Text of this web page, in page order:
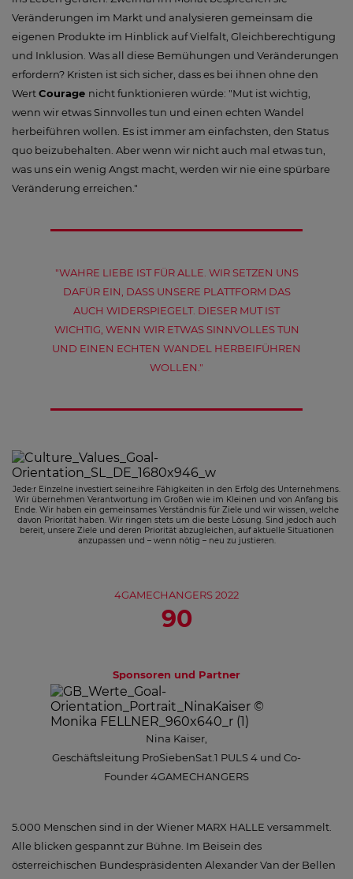
Veränderungen im Markt und analysieren gemeinsam die
eigenen Produkte im Hinblick auf Vielfalt, Gleichberechtigung
und Inklusion. Was all diese Bemühungen und Veränderungen
erfordern? Kristen ist sich sicher, dass es bei ihnen ohne den
WertCourage nicht funktionieren würde: "Mut ist wichtig,
wenn wir etwas Sinnvolles tun und einen echten Wandel
herbeiführen wollen. Es ist immer am einfachsten, den Status
quo beizubehalten. Aber wenn wir nicht auch mal etwas tun,
was uns ein wenig Angst macht, werden wir nie eine spürbare
Veränderung erreichen."
"WAHRE LIEBE IST FÜR ALLE. WIR SETZEN UNS
DAFÜR EIN, DASS UNSERE PLATTFORM DAS
AUCH WIDERSPIEGELT. DIESER MUT IST
WICHTIG, WENN WIR ETWAS SINNVOLLES TUN
UND EINEN ECHTEN WANDEL HERBEIFÜHREN
WOLLEN."
Jede:r Einzelne investiert seine:ihre Fähigkeiten in den Erfolg des Unternehmens.
Wir übernehmen Verantwortung im Großen wie im Kleinen und von Anfang bis
Ende. Wir haben ein gemeinsames Verständnis für Ziele und wir wissen, welche
davon Priorität haben. Wir ringen stets um die beste Lösung. Sind jedoch auch
bereit, unsere Ziele und deren Priorität abzugleichen, auf aktuelle Situationen
anzupassen und – wenn nötig – neu zu justieren.
4GAMECHANGERS 2022
90
Sponsoren und Partner
Nina Kaiser,
Geschäftsleitung ProSiebenSat.1 PULS 4 und Co-
Founder 4GAMECHANGERS
5.000 Menschen sind in der Wiener MARX HALLE versammelt.
Alle blicken gespannt zur Bühne. Im Beisein des
österreichischen Bundespräsidenten Alexander Van der Bellen